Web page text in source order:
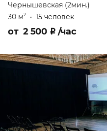
Чернышевская (2мин.)
30 м2 • 15 человек
от 2 500 ₽ /час